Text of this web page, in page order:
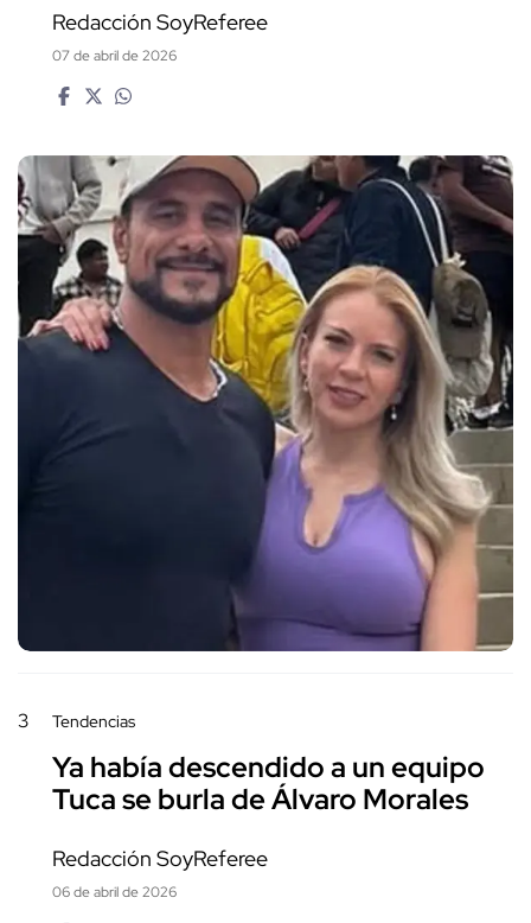
Redacción SoyReferee
07 de abril de 2026
3 Tendencias
Ya había descendido a un equipo
Tuca se burla de Álvaro Morales
Redacción SoyReferee
06 de abril de 2026